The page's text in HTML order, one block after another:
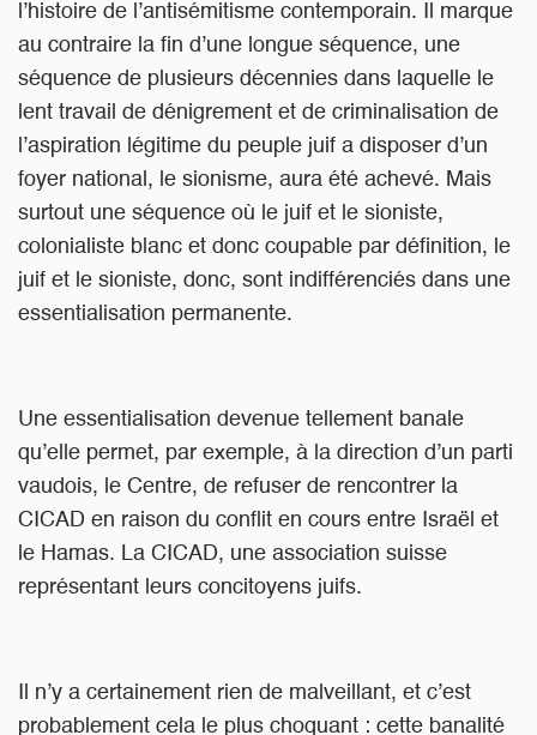
l’histoire de l’antisémitisme contemporain. Il marque
au contraire la fin d’une longue séquence, une
séquence de plusieurs décennies dans laquelle le
lent travail de dénigrement et de criminalisation de
l’aspiration légitime du peuple juif a disposer d’un
foyer national, le sionisme, aura été achevé. Mais
surtout une séquence où le juif et le sioniste,
colonialiste blanc et donc coupable par définition, le
juif et le sioniste, donc, sont indifférenciés dans une
essentialisation permanente.
Une essentialisation devenue tellement banale
qu’elle permet, par exemple, à la direction d’un parti
vaudois, le Centre, de refuser de rencontrer la
CICAD en raison du conflit en cours entre Israël et
le Hamas. La CICAD, une association suisse
représentant leurs concitoyens juifs.
Il n’y a certainement rien de malveillant, et c’est
probablement cela le plus choquant : cette banalité